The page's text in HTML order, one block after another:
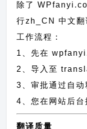
除了
行zh_CN
中文翻
工作流程：
1、先在
2、导入至
3、审批通过自
4、您在网站后台
翻译质量